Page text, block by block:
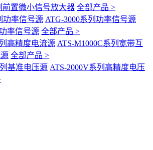
前置微小信号放大器 全部产品 >
功率信号源 ATG-3000系列功率信号源
率信号源 全部产品 >
高精度电流源 ATS-M1000C系列宽带互
全部产品 >
基准电压源 ATS-2000V系列高精度电压